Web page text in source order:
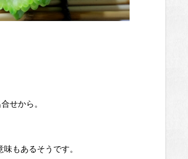
せから。
もあるそうです。